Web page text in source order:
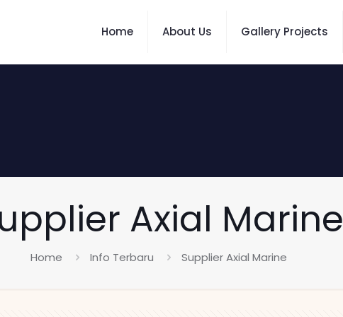
Home About Us Gallery Projects
Axial Marine
Home Info Terbaru Supplier Axial Marine